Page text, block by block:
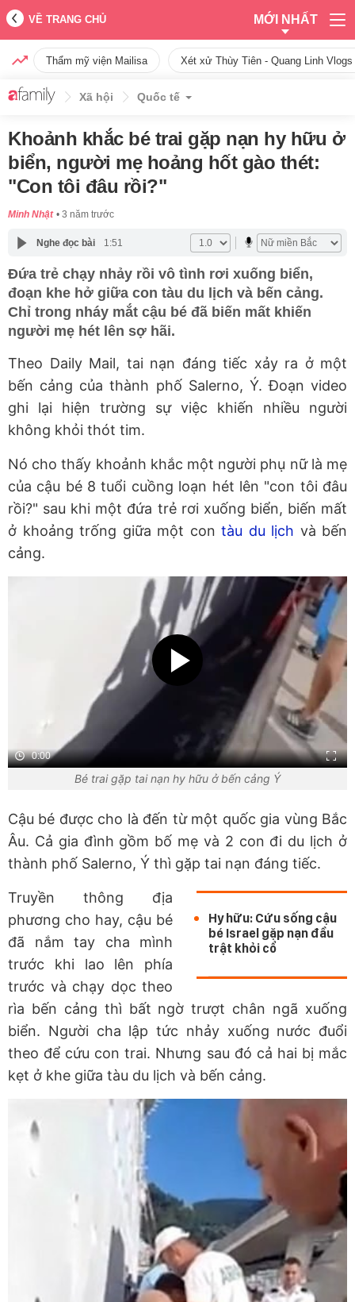
VỀ TRANG CHỦ MỚI NHẤT
Thẩm mỹ viện Mailisa Xét xử Thùy Tiên - Quang Linh
Xã hội Quốc tế
Khoảnh khắc bé trai gặp nạn hy hữu ở
biển, người mẹ hoảng hốt gào thét:
"Con tôi đâu rồi?"
Minh Nhật 3 năm trước
Nghe đọc bài 1:51
Đứa trẻ chạy nhảy rồi vô tình rơi xuống biển,
đoạn khe hở giữa con tàu du lịch và bến cảng.
Chỉ trong nháy mắt cậu bé đã biến mất khiến
người mẹ hét lên sợ hãi.
Theo Daily Mail, tai nạn đáng tiếc xảy ra ở một
bến cảng của thành phố Salerno, Ý. Đoạn video
ghi lại hiện trường sự việc khiến nhiều người
không khỏi thót tim.
Nó cho thấy khoảnh khắc một người phụ nữ là mẹ
của cậu bé 8 tuổi cuồng loạn hét lên "con tôi đâu
rồi?" sau khi một đứa trẻ rơi xuống biển, biến mất
ở khoảng trống giữa một con tàu du lịch và bến
cảng.
0:00
Bé trai gặp tai nạn hy hữu ở bến cảng Ý
Cậu bé được cho là đến từ một quốc gia vùng Bắc
Âu. Cả gia đình gồm bố mẹ và 2 con đi du lịch ở
thành phố Salerno, Ý thì gặp tai nạn đáng tiếc.
Hy hữu: Cứu sống cậu
bé Israel gặp nạn đầu
trật khỏi cổ
Truyền thông địa
phương cho hay, cậu bé
đã nắm tay cha mình
trước khi lao lên phía
trước và chạy dọc theo
rìa bến cảng thì bất ngờ trượt chân ngã xuống
biển. Người cha lập tức nhảy xuống nước đuổi
theo để cứu con trai. Nhưng sau đó cả hai bị mắc
kẹt ở khe giữa tàu du lịch và bến cảng.